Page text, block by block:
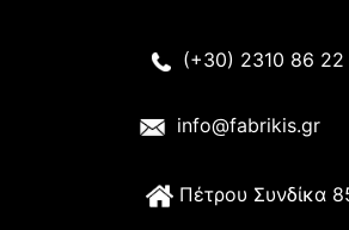
(+30) 2310 86 22
info@fabrikis.gr
Πέτρου Συνδίκα